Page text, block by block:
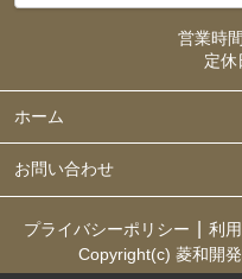
営業時間
定休
ホーム
お問い合わせ
プライバシーポリシー 利
Copyright(c) 菱和開